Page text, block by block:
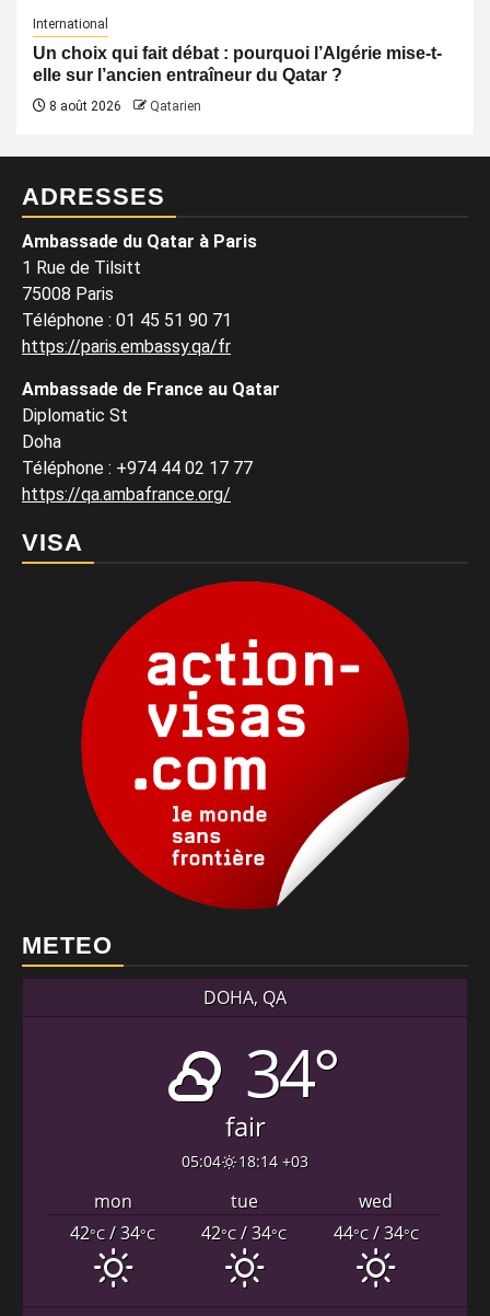
International
Un choix qui fait débat : pourquoi l’Algérie mise-t-
elle sur l’ancien entraîneur du Qatar ?
8 août 2026 Qatarien
ADRESSES
Ambassade du Qatar à Paris
1 Rue de Tilsitt
75008 Paris
Téléphone : 01 45 51 90 71
https://paris.embassy.qa/fr
Ambassade de France au Qatar
Diplomatic St
Doha
Téléphone : +974 44 02 17 77
https://qa.ambafrance.org/
VISA
METEO
DOHA, QA
34°
fair
05:04 18:14 +03
mon tue
wed
42°C/ 34°C 42°C/ 34°C 44°C/ 34°C